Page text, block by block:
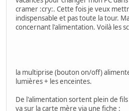
cramer :cry:. Cette fois je veux
indispensable et pas toute la tour.
concernant l'alimentation. Voilà les
la multiprise (bouton on/off)
lumières + les enceintes.
De l'alimentation sortent plein de
va sur la carte mère via une fiche :